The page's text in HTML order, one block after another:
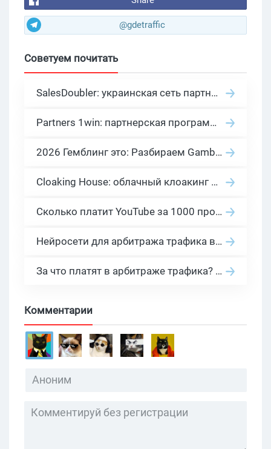
@gdetraffic
Советуем почитать
SalesDoubler: украинская сеть партнерских программ с оплатой за действие
Partners 1win: партнерская программа казино в нише гемблинг арбитраж
2026 Гемблинг это: Разбираем Gambling вертикаль, и все что связано с гемблинг и беттинг офферами
Cloaking House: облачный клоакинг для фильтрации ботов FB и Google Ads — гайд PHP-интеграции 2026
Сколько платит YouTube за 1000 просмотров в 2026: реальные цифры от 0.5 до 36 USD по ГЕО
Нейросети для арбитража трафика в 2026: инструменты, кейсы и AI-медиабайеры
За что платят в арбитраже трафика? 30 моделей оплаты в бурж и СНГ партнерках
Комментарии